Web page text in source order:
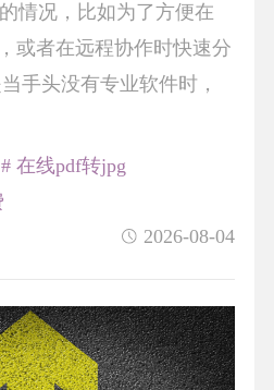
情况，比如为了方便在
或者在远程协作时快速分
手头没有专业软件时，
2026-08-04
# 在线pdf转jpg